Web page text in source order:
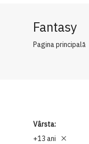
Fantasy
Pagina principală
Vârsta
+13 ani